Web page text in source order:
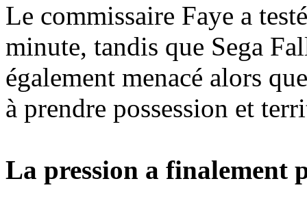
Le commissaire Faye a
minute, tandis que Sega
également menacé alors
à prendre possession et
La pression a finalement